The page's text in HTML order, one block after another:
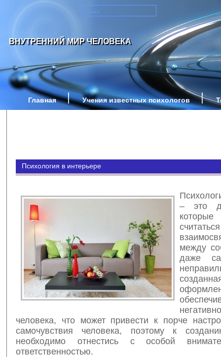
ВНУТРЕННИЙ МИР ЧЕЛОВЕКА
Главная Учения известных психологов
Психология в интерьере
– это
считаться
между
даже
человека, что может привести к порче
самочувствия человека, поэтому к
необходимо отнестись с особой
ответственностью.